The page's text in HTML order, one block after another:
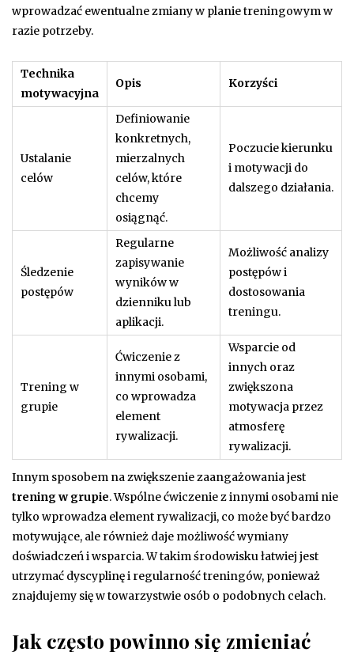
wprowadzać ewentualne zmiany w planie treningowym w
razie potrzeby.
Technika
motywacyjna
Opis Korzyści
Ustalanie
celów
Definiowanie
konkretnych,
mierzalnych
celów, które
chcemy
osiągnąć.
Poczucie kierunku
i motywacji do
dalszego działania.
Śledzenie
postępów
Regularne
zapisywanie
wyników w
dzienniku lub
aplikacji.
Możliwość analizy
postępów i
dostosowania
treningu.
Trening w
grupie
Ćwiczenie z
innymi osobami,
co wprowadza
element
rywalizacji.
Wsparcie od
innych oraz
zwiększona
motywacja przez
atmosferę
rywalizacji.
Innym sposobem na zwiększenie zaangażowania jest
trening w grupie. Wspólne ćwiczenie z innymi osobami nie
tylko wprowadza element rywalizacji, co może być bardzo
motywujące, ale również daje możliwość wymiany
doświadczeń i wsparcia. W takim środowisku łatwiej jest
utrzymać dyscyplinę i regularność treningów, ponieważ
znajdujemy się w towarzystwie osób o podobnych celach.
Jak często powinno się zmieniać